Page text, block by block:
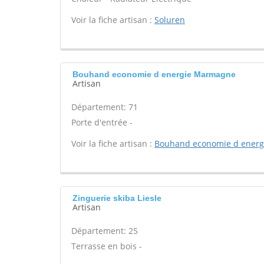
Voir la fiche artisan : Soluren
Bouhand economie d energie Marmagne
Artisan
Département: 71
Porte d'entrée -
Voir la fiche artisan : Bouhand economie d
Zinguerie skiba Liesle
Artisan
Département: 25
Terrasse en bois -